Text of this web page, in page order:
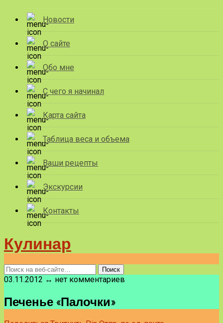
Новости
О сайте
Обо мне
С чего я начинал
Карта сайта
Таблица веса и объема
Ваши рецепты
Экскурсии
Контакты
Кулинар
03.11.2012 ↔ нет комментариев
Печенье «Палочки»